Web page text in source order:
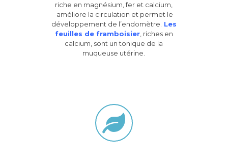
riche en magnésium, fer et calcium,
améliore la circulation et permet le
développement de l’endomètre. Les
feuilles de framboisier, riches en
calcium, sont un tonique de la
muqueuse utérine.